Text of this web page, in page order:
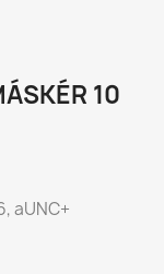
10
aUNC+